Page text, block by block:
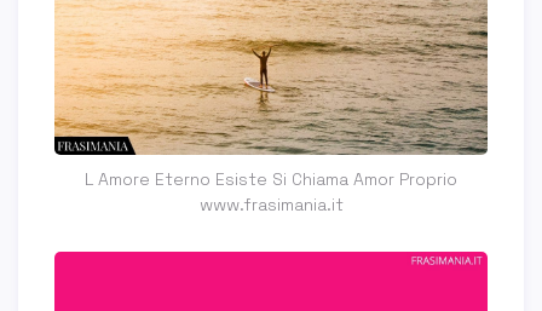
L Amore Eterno Esiste Si Chiama Amor Proprio
www.frasimania.it